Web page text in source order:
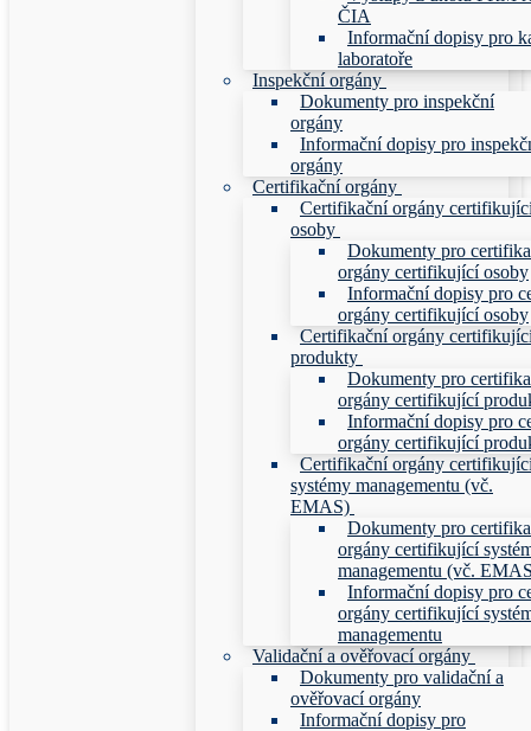
ČIA
Informační dopisy pro
laboratoře
Inspekční orgány
Dokumenty pro inspekční
orgány
Informační dopisy pro
orgány
Certifikační orgány
Certifikační orgány
osoby
Dokumenty pro
orgány certifikující osoby
Informační dopisy pro
orgány certifikující osoby
Certifikační orgány
produkty
Dokumenty pro
orgány certifikující
Informační dopisy pro
orgány certifikující
Certifikační orgány
systémy managementu (vč.
EMAS)
Dokumenty pro
orgány certifikující
managementu (vč.
Informační dopisy pro
orgány certifikující
managementu
Validační a ověřovací orgány
Dokumenty pro validační a
ověřovací orgány
Informační dopisy pro